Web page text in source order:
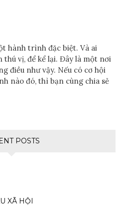
hành trình đặc biệt. Và ai
thú vị, để kể lại. Đây là một nơi
điều như vậy. Nếu có cơ hội
nào đó, thì bạn cùng chia sẻ
POSTS
XÃ HỘI